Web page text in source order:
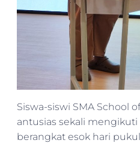
Siswa-siswi SMA School
antusias sekali
berangkat esok hari